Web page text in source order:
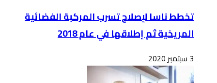
تخطط ناسا لإصلاح تسرب المركبة الفضائية
المريخية ثم إطلاقها في عام 2018
3 سبتمبر 2020